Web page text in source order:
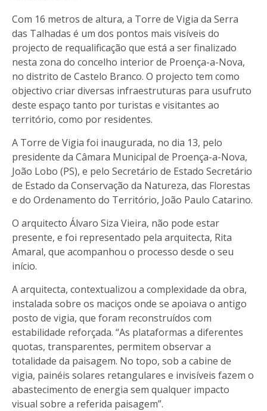
Com 16 metros de altura, a Torre de Vigia da Serra
das Talhadas é um dos pontos mais visíveis do
projecto de requalificação que está a ser finalizado
nesta zona do concelho interior de Proença-a-Nova,
no distrito de Castelo Branco. O projecto tem como
objectivo criar diversas infraestruturas para usufruto
deste espaço tanto por turistas e visitantes ao
território, como por residentes.
A Torre de Vigia foi inaugurada, no dia 13, pelo
presidente da Câmara Municipal de Proença-a-Nova,
João Lobo (PS), e pelo Secretário de Estado Secretário
de Estado da Conservação da Natureza, das Florestas
e do Ordenamento do Território, João Paulo Catarino.
O arquitecto Álvaro Siza Vieira, não pode estar
presente, e foi representado pela arquitecta, Rita
Amaral, que acompanhou o processo desde o seu
início.
A arquitecta, contextualizou a complexidade da obra,
instalada sobre os maciços onde se apoiava o antigo
posto de vigia, que foram reconstruídos com
estabilidade reforçada. “As plataformas a diferentes
quotas, transparentes, permitem observar a
totalidade da paisagem. No topo, sob a cabine de
vigia, painéis solares retangulares e invisíveis fazem o
abastecimento de energia sem qualquer impacto
visual sobre a referida paisagem”.